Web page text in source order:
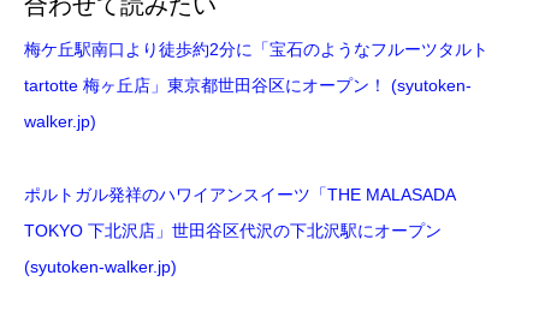
梅ケ丘駅南口より徒歩約2分に「宝石のようなフルーツタルト
tartotte 梅ヶ丘店」東京都世田谷区にオープン！ (syutoken-
walker.jp)
ポルトガル発祥のハワイアンスイーツ「THE MALASADA
TOKYO 下北沢店」世田谷区代沢の下北沢駅にオープン
(syutoken-walker.jp)